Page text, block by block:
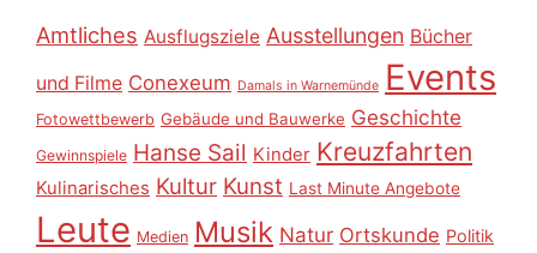
Amtliches Ausflugsziele Ausstellungen Bücher
und Filme Conexeum Damals in Warnemünde Events
Fotowettbewerb Gebäude und Bauwerke Geschichte
Gewinnspiele Hanse Sail Kinder Kreuzfahrten
Kulinarisches Kultur Kunst Last Minute Angebote
Leute Medien Musik Natur Ortskunde Politik